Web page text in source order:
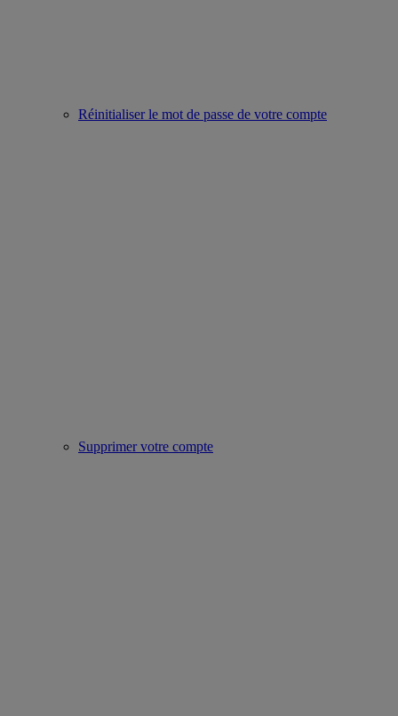
Réinitialiser le mot de passe de votre compte
Supprimer votre compte